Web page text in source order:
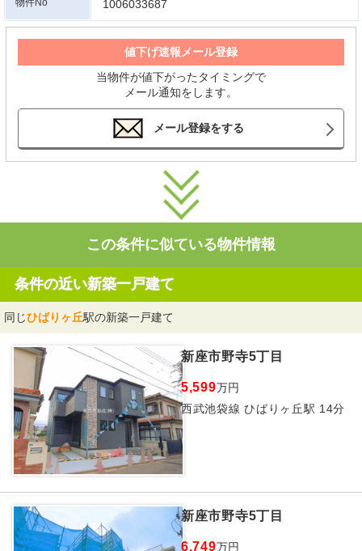
物件No 1006033687
値下げ速報メール登録
当物件が値下がったタイミングで
メール通知をします。
メール登録をする
この条件に似ている物件情報
条件の近い新築一戸建て
同じひばりヶ丘駅の新築一戸建て
新座市野寺5丁目
5,599万円
西武池袋線 ひばりヶ丘駅 14分
新座市野寺5丁目
6,749万円